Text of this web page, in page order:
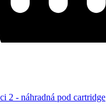
2 - náhradná pod cartridge